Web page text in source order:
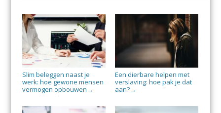
Slim beleggen naast je
werk: hoe gewone mensen
vermogen opbouwen →
Een dierbare helpen met
verslaving: hoe pak je dat
aan?→